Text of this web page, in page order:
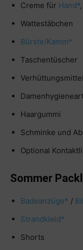
Creme für Hand*,
Wattestäbchen
Bürste/Kamm*
Taschentüscher
Haargummi
Schminke und
Optional
Sommer
Badeanzüge* /
Strandkleid*
Shorts